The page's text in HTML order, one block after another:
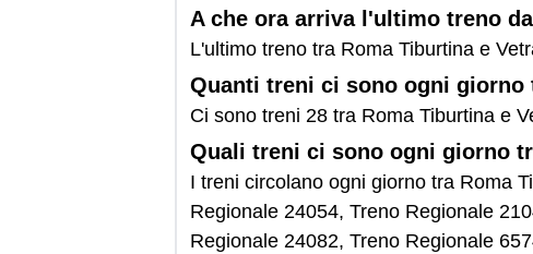
A che ora arriva l'ultimo treno
L'ultimo treno tra Roma Tiburtina e
Quanti treni ci sono ogni giorno
Ci sono treni 28 tra Roma Tiburtina e
Quali treni ci sono ogni giorno
I treni circolano ogni giorno tra Roma
Regionale 24054, Treno Regionale
Regionale 24082, Treno Regionale